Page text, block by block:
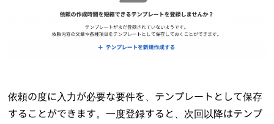
依頼の度に入力が必要な要件を、テンプレートとして保存
することができます。一度登録すると、次回以降はテンプ